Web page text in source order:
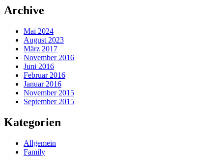
Archive
Mai 2024
August 2023
März 2017
November 2016
Juni 2016
Februar 2016
Januar 2016
November 2015
September 2015
Kategorien
Allgemein
Family